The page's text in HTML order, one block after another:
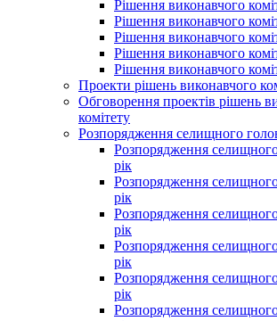
Рішення виконавчого
Рішення виконавчого
Рішення виконавчого
Рішення виконавчого
Рішення виконавчого
Проекти рішень виконавчого
Обговорення проектів рішень
комітету
Розпорядження селищного
Розпорядження
рік
Розпорядження
рік
Розпорядження
рік
Розпорядження
рік
Розпорядження
рік
Розпорядження